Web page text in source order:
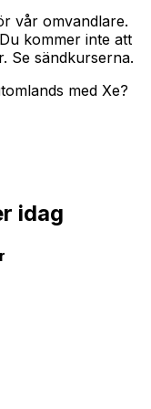
vår omvandlare.
kommer inte att
Se sändkurserna.
med Xe?
idag